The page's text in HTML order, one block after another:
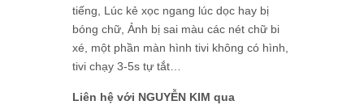
tiếng, Lúc kẻ xọc ngang lúc dọc hay bị
bóng chữ, Ảnh bị sai màu các nét chữ bi
xé, một phần màn hình tivi không có hình,
tivi chạy 3-5s tự tắt…
Liên hệ với NGUYỄN KIM qua